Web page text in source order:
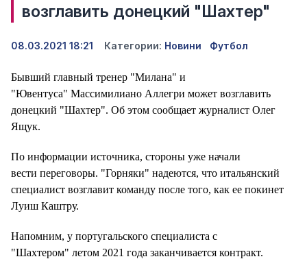
возглавить донецкий "Шахтер"
08.03.2021 18:21 Категории: Новини Футбол
Бывший главный тренер "Милана" и
"Ювентуса" Массимилиано Аллегри может возглавить
донецкий "Шахтер". Об этом сообщает журналист Олег
Ящук.
По информации источника, стороны уже начали
вести переговоры. "Горняки" надеются, что итальянский
специалист возглавит команду после того, как ее покинет
Луиш Каштру.
Напомним, у португальского специалиста с
"Шахтером" летом 2021 года заканчивается контракт.